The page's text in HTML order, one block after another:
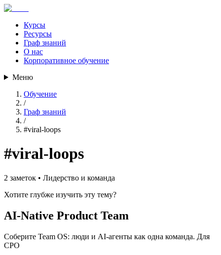
Курсы
Ресурсы
Граф знаний
О нас
Корпоративное обучение
Меню
Обучение
/
Граф знаний
/
#viral-loops
#viral-loops
2 заметок • Лидерство и команда
Хотите глубже изучить эту тему?
AI-Native Product Team
Соберите Team OS: люди и AI-агенты как одна команда. Для
CPO